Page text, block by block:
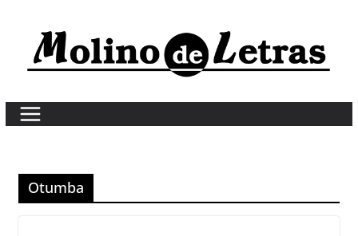
content
Otumba